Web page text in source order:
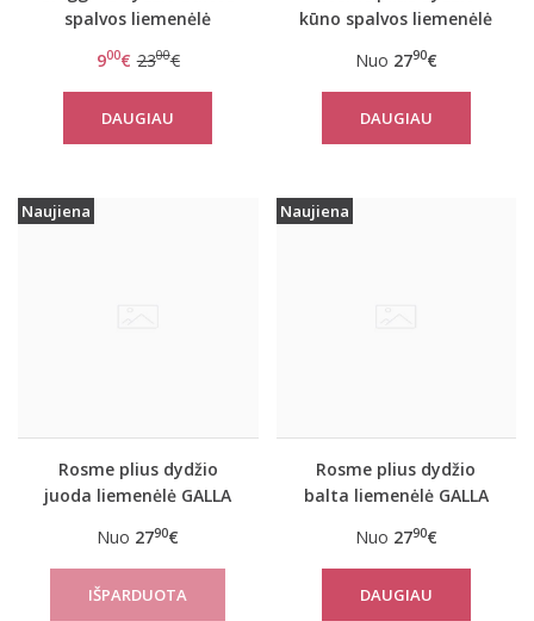
spalvos liemenėlė
900€ 2300€
DAUGIAU
kūno spalvos liemenėlė
Nuo 2790€
DAUGIAU
Naujiena
Rosme plius dydžio
juoda liemenėlė GALLA
Nuo 2790€
Naujiena
Rosme plius dydžio
balta liemenėlė GALLA
Nuo 2790€
DAUGIAU